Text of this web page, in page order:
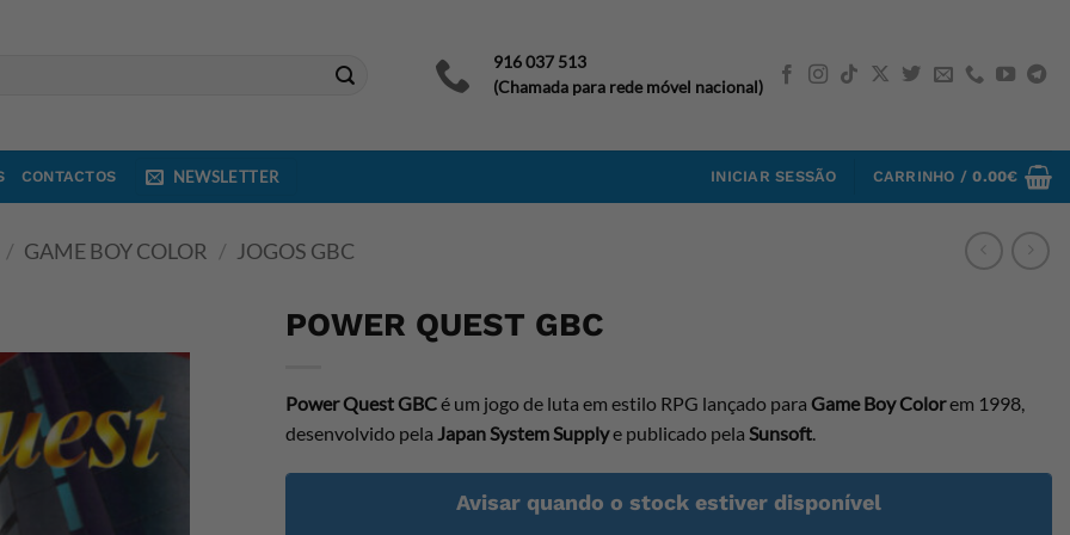
916 037 513
(Chamada para rede móvel nacional)
CONTACTOS NEWSLETTER INICIAR SESSÃO CARRINHO /0.00€
/ GAME BOY COLOR / JOGOS GBC
POWER QUEST GBC
Power Quest GBCé um jogo de luta em estilo RPG lançado para Game Boy Colorem 1998,
desenvolvido pela Japan System Supplye publicado pela Sunsoft.
Avisar quando o stock estiver disponível